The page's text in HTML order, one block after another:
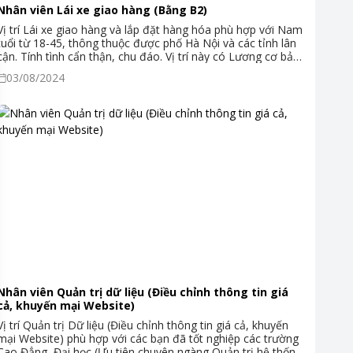
viên Lái xe giao hàng (Bằng B2)
trí Lái xe giao hàng và lắp đặt hàng hóa phù hợp với Nam
từ 18-45, thông thuộc được phố Hà Nội và các tỉnh lân
Tính tình cẩn thận, chu đáo. Vị trí này có Lương cơ bản
Lương vận chuyển theo sản phẩm (số đơn hàng đi giao
lắp đặt). Mỗi xe có 1 Lái xe và 1 Phụ xe đi cùng để giao
đuổi là "Tiên phong trong sứ mệnh phục vụ" - chúng
mong muốn tìm kiếm ứng viên có tinh thần tận tâm và
đáo với khách hàng. Chúng tôi chào đón bạn gia nhập
03/08/2024
viên Quản trị dữ liệu (Điều chỉnh thông tin giá
khuyến mại Website)
trí Quản trị Dữ liệu (Điều chỉnh thông tin giá cả, khuyến
Website) phù hợp với các bạn đã tốt nghiệp các trường